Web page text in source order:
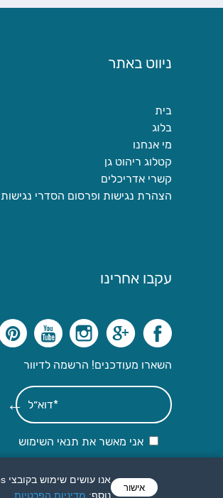
ניווט באתר
בית
בלוג
מי אנחנו
קטלוג ריהוט גן
קשרי אדריכלים
הצהרת נגישות ופרסום הסדרי נגישות
עקבו אחרינו
השארו מעודכנים! הרשמה לדיוור
אני מאשר את תנאי השימוש
אישור
נוסף: מדיניות הפרטיות